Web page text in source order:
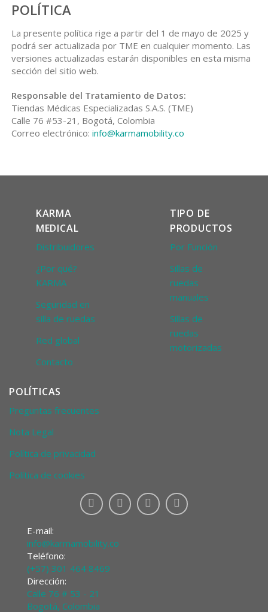
POLÍTICA
La presente política rige a partir del 1 de mayo de 2025 y
podrá ser actualizada por TME en cualquier momento. Las
versiones actualizadas estarán disponibles en esta misma
sección del sitio web.
Responsable del Tratamiento de Datos:
Tiendas Médicas Especializadas S.A.S. (TME)
Calle 76 #53-21, Bogotá, Colombia
Correo electrónico: info@karmamobility.co
KARMA
MEDICAL
Distribuidores
¿Por qué?
KARMA
Seguridad en
silla de ruedas
Red global
Contacto
TIPO DE
PRODUCTOS
Por Función
Sillas de
ruedas
manuales
Sillas de
ruedas
motorizadas
POLÍTICAS
Preguntas frecuentes
Nota Legal
Política de privacidad
Política de cookies
E-mail:
info@karmamobility.co
Teléfono:
(+57) 301 464 8469
Dirección:
Calle 76 # 53 - 21
Bogotá, Colombia